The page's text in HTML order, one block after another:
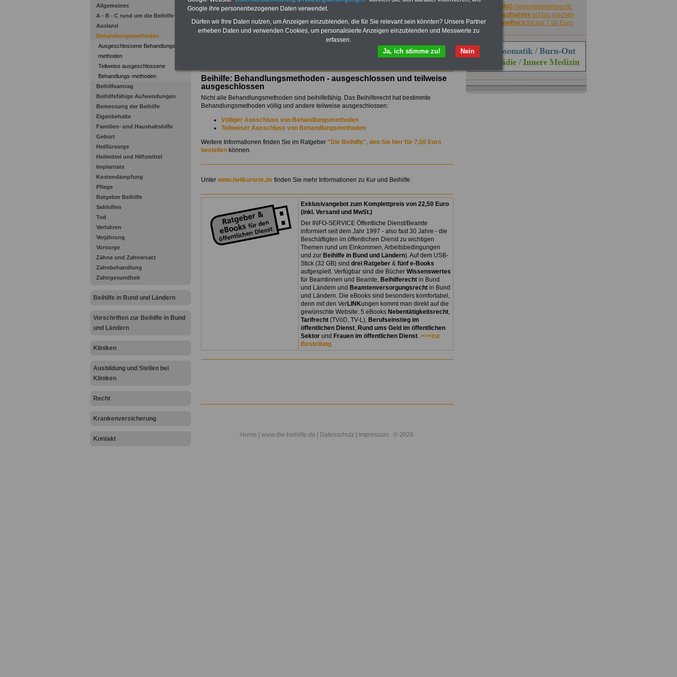
Allgemeines
A - B - C rund um die Beihilfe
Ausland
Behandlungsmethoden
Ausgeschlossene Behandlungs-
methoden
Teilweise ausgeschlossene
Behandlungs-methoden
Beihilfeantrag
Beihilfefähige Aufwendungen
Bemessung der Beihilfe
Eigenbehalte
Familien- und Haushaltshilfe
Geburt
Heilfürsorge
Heilmittel und Hilfsmittel
Implantate
Kostendämpfung
Pflege
Ratgeber Beihilfe
Sehhilfen
Tod
Verfahren
Verjährung
Vorsorge
Zähne und Zahnersatz
Zahnbehandlung
Zahngesundheit
Beihilfe in Bund und Ländern
Vorschriften zur Beihilfe in Bund
und Ländern
Kliniken
Ausbildung und Stellen bei
Kliniken
Recht
Krankenversicherung
Kontakt
Sie finden im Portal
OnlineService zehn Ratgeber
bzw. eBooks zum
ausdrucken. Mehr Infos
Beihilfe: Behandlungsmethoden - ausgeschlossen und teilweise
ausgeschlossen
Nicht alle Behandlungsmethoden sind beihilfefähig. Das Beihilferecht hat bestimmte
Behandlungsmethoden völlig und andere teilweise ausgeschlossen:
Völliger Ausschluss von Behandlungsmethoden
Teilweiser Ausschluss von Behandlungsmethoden
Weitere Informationen finden Sie im Ratgeber "Die Beihilfe", den Sie hier für 7,50 Euro
bestellenkönnen.
Unter www.heilkurorte.definden Sie mehr Informationen zu Kur und Beihilfe.
Exklusivangebot zum Komplettpreis von 22,50 Euro
(inkl. Versand und MwSt.)
Der INFO-SERVICE Öffentliche Dienst/Beamte
informiert seit dem Jahr 1997 - also fast 30 Jahre - die
Beschäftigten im öffentlichen Dienst zu wichtigen
Themen rund um Einkommen, Arbeitsbedingungen
und zur Beihilfe in Bund und Ländern). Auf dem USB-
Stick (32 GB) sind drei Ratgeber& fünf e-Books
aufgespielt. Verfügbar sind die Bücher Wissenswertes
für Beamtinnen und Beamte, Beihilferechtin Bund
und Ländern und Beamtenversorgungsrechtin Bund
und Ländern. Die eBooks sind besonders komfortabel,
denn mit den VerLINKungen kommt man direkt auf die
gewünschte Website: 5 eBooks Nebentätigkeitsrecht,
Tarifrecht (TVöD, TV-L), Berufseinstieg im
öffentlichen Dienst, Rund ums Geld im öffentlichen
Sektorund Frauen im öffentlichen Dienst. >>>zur
Bestellung
Home | www.die-beihilfe.de | Datenschutz Impressum © 2026
ACHTUNG Nebentätigkeitsrecht:
vor Jobaufnahmeschlau machen
>>>
OnlineBuch für nur 7,50 Euro
Google ihre personenbezogenen Daten verwendet.
Dürfen wir Ihre Daten nutzen, um Anzeigen einzublenden, die für Sie relevant sein könnten? Unsere Partner
erheben Daten und verwenden Cookies, um personalisierte Anzeigen einzublenden und Messwerte zu
erfassen.
Nein
Ja, ich stimme zu!